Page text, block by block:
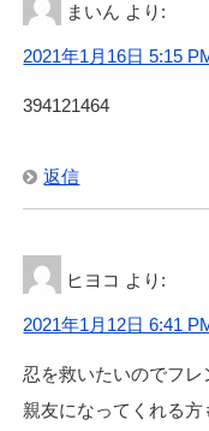
まいん より:
2021年1月16日 5:15
394121464
返信
ヒヨコ より:
2021年1月12日 6:41
忍を救いたいのでフ
親友になってくれる方